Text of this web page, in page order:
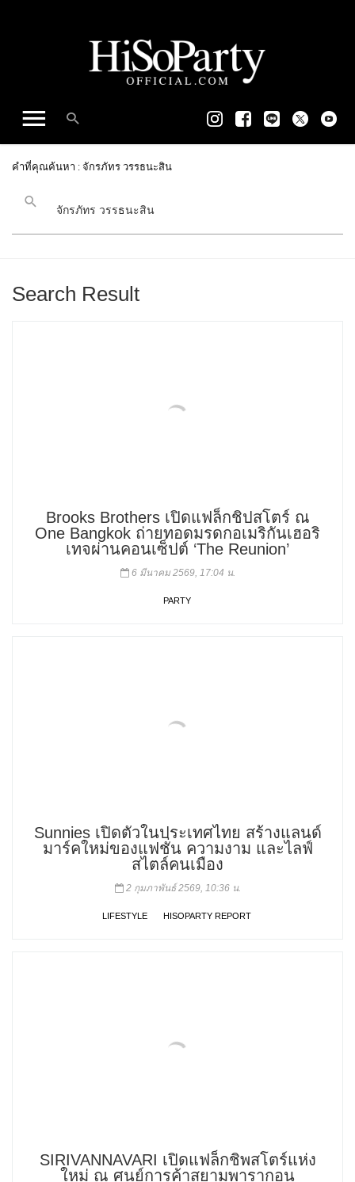
คำที่คุณค้นหา : จักรภัทร วรรธนะสิน
Search Result
Brooks Brothers เปิดแฟล็กชิปสโตร์ ณ
One Bangkok ถ่ายทอดมรดกอเมริกันเฮอริ
เทจผ่านคอนเซ็ปต์ ‘The Reunion’
6 มีนาคม 2569, 17:04 น.
PARTY
Sunnies เปิดตัวในประเทศไทย สร้างแลนด์
มาร์คใหม่ของแฟชั่น ความงาม และไลฟ์
สไตล์คนเมือง
2 กุมภาพันธ์ 2569, 10:36 น.
LIFESTYLE HISOPARTY REPORT
SIRIVANNAVARI เปิดแฟล็กชิพสโตร์แห่ง
ใหม่ ณ ศูนย์การค้าสยามพารากอน